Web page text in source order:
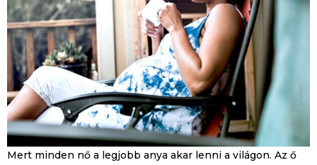
Mert minden nő a legjobb anya akar lenni a világon. Az ő